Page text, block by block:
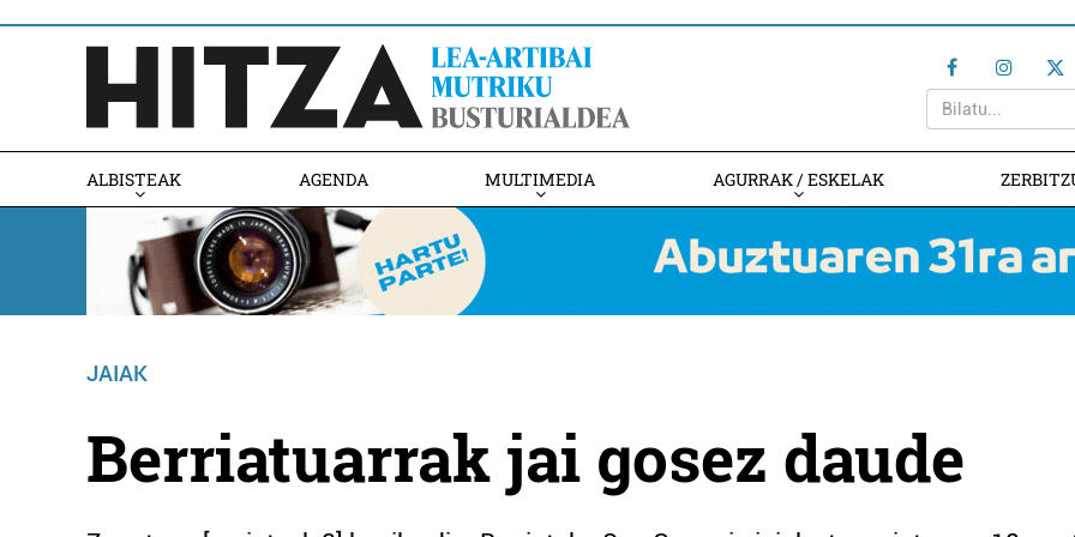
ALBISTEAK AGENDA MULTIMEDIA AGURRAK / ESKELAK
JAIAK
Berriatuarrak jai gosez daude